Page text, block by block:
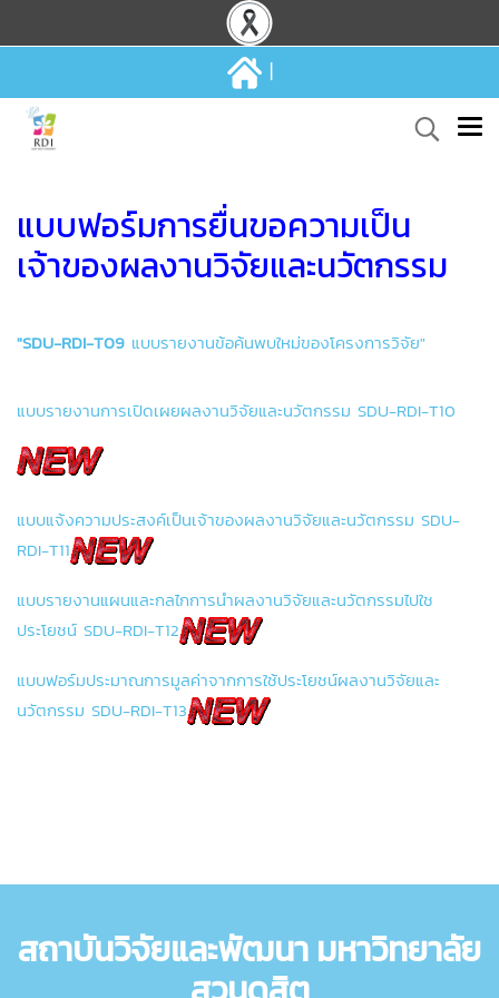
|
แบบฟอร์มการยื่นขอความเป็น
เจ้าของผลงานวิจัยและนวัตกรรม
"SDU-RDI-T09 แบบรายงานข้อค้นพบใหม่ของโครงการวิจัย"
แบบรายงานการเปิดเผยผลงานวิจัยและนวัตกรรม SDU-RDI-T10
แบบแจ้งความประสงค์เป็นเจ้าของผลงานวิจัยและนวัตกรรม SDU-
RDI-T11
แบบรายงานแผนและกลไกการนำผลงานวิจัยและนวัตกรรมไปใช
ประโยชน์ SDU-RDI-T12
แบบฟอร์มประมาณการมูลค่าจากการใช้ประโยชน์ผลงานวิจัยและ
นวัตกรรม SDU-RDI-T13
สถาบันวิจัยและพัฒนา มหาวิทยาลัย